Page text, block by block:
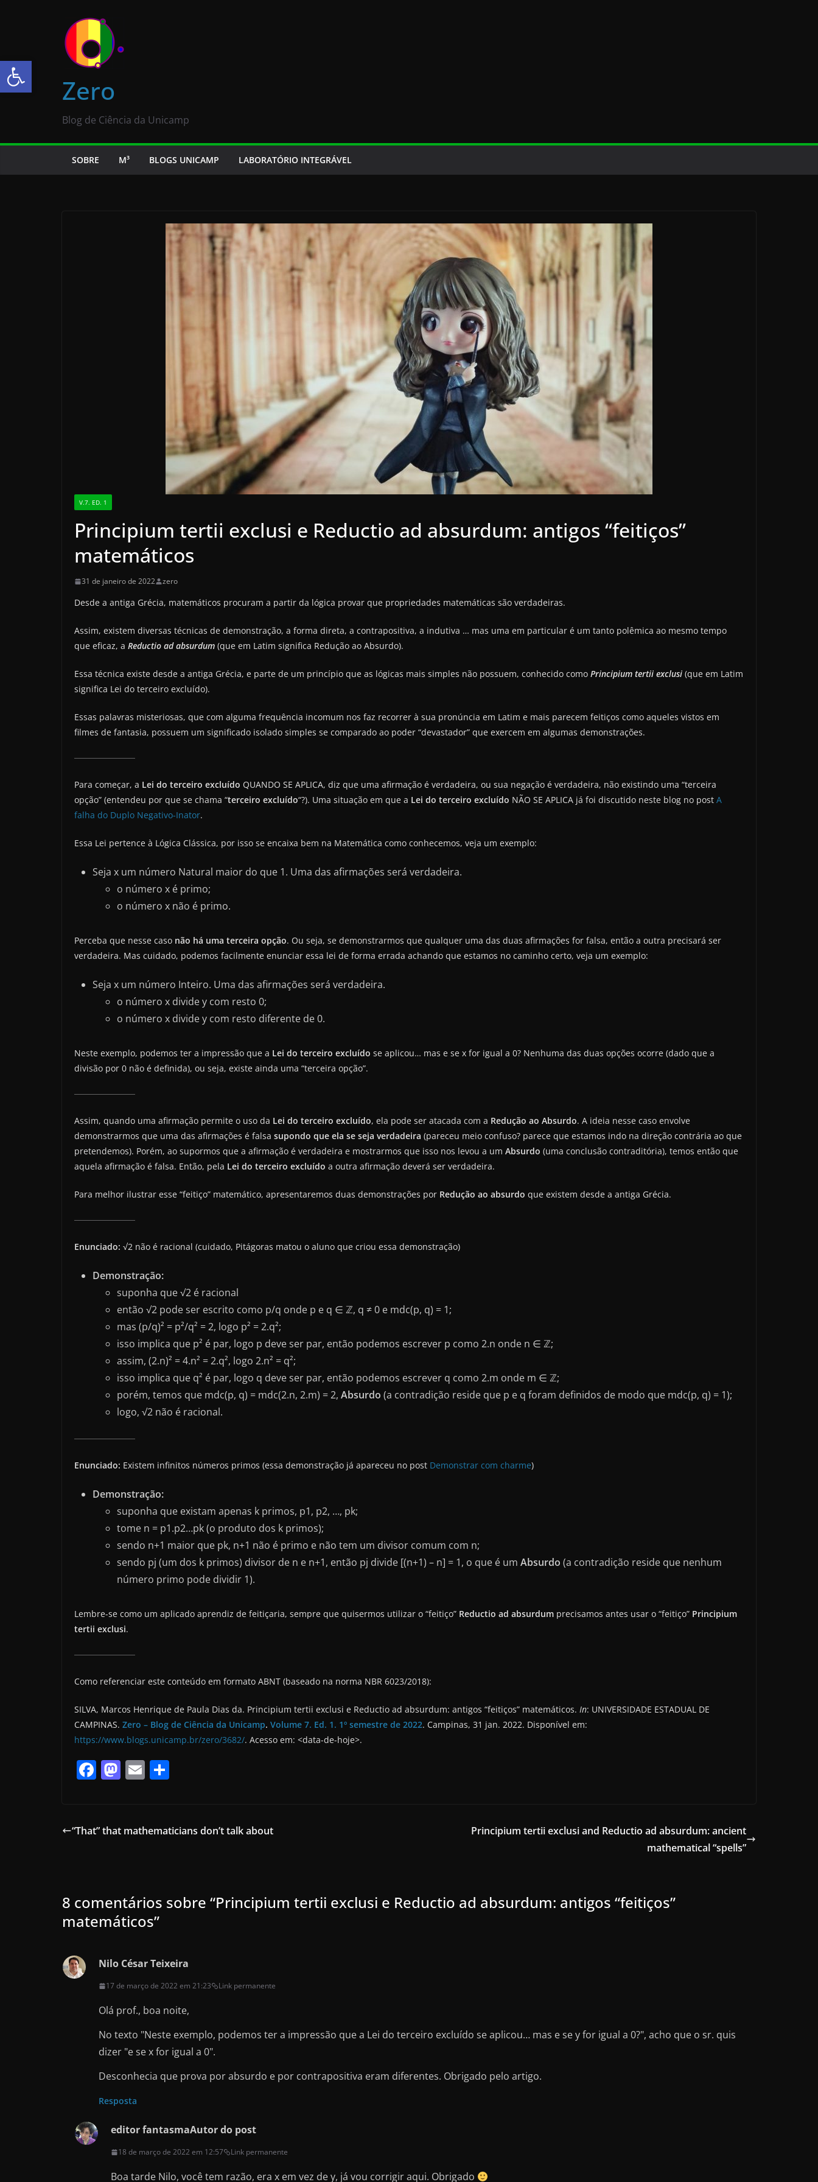
Abrir a barra de ferramentas
Zero
Blog de Ciência da Unicamp
SOBRE M³ BLOGS UNICAMP LABORATÓRIO INTEGRÁVEL
V.7. ED. 1
Principium tertii exclusi e Reductio ad absurdum: antigos “feitiços”
matemáticos
31 de janeiro de 2022 zero
Desde a antiga Grécia, matemáticos procuram a partir da lógica provar que propriedades matemáticas são verdadeiras.
Assim, existem diversas técnicas de demonstração, a forma direta, a contrapositiva, a indutiva … mas uma em particular é um tanto polêmica ao mesmo tempo
que eficaz, a Reductio ad absurdum (que em Latim significa Redução ao Absurdo).
Essa técnica existe desde a antiga Grécia, e parte de um princípio que as lógicas mais simples não possuem, conhecido como Principium tertii exclusi (que em Latim
significa Lei do terceiro excluído).
Essas palavras misteriosas, que com alguma frequência incomum nos faz recorrer à sua pronúncia em Latim e mais parecem feitiços como aqueles vistos em
filmes de fantasia, possuem um significado isolado simples se comparado ao poder “devastador” que exercem em algumas demonstrações.
Para começar, a Lei do terceiro excluído QUANDO SE APLICA, diz que uma afirmação é verdadeira, ou sua negação é verdadeira, não existindo uma “terceira
opção” (entendeu por que se chama “terceiro excluído“?). Uma situação em que a Lei do terceiro excluído NÃO SE APLICA já foi discutido neste blog no post A
falha do Duplo Negativo-Inator.
Essa Lei pertence à Lógica Clássica, por isso se encaixa bem na Matemática como conhecemos, veja um exemplo:
Seja x um número Natural maior do que 1. Uma das afirmações será verdadeira.
o número x é primo;
o número x não é primo.
Perceba que nesse caso não há uma terceira opção. Ou seja, se demonstrarmos que qualquer uma das duas afirmações for falsa, então a outra precisará ser
verdadeira. Mas cuidado, podemos facilmente enunciar essa lei de forma errada achando que estamos no caminho certo, veja um exemplo:
Seja x um número Inteiro. Uma das afirmações será verdadeira.
o número x divide y com resto 0;
o número x divide y com resto diferente de 0.
Neste exemplo, podemos ter a impressão que a Lei do terceiro excluído se aplicou… mas e se x for igual a 0? Nenhuma das duas opções ocorre (dado que a
divisão por 0 não é definida), ou seja, existe ainda uma “terceira opção”.
Assim, quando uma afirmação permite o uso da Lei do terceiro excluído, ela pode ser atacada com a Redução ao Absurdo. A ideia nesse caso envolve
demonstrarmos que uma das afirmações é falsa supondo que ela se seja verdadeira (pareceu meio confuso? parece que estamos indo na direção contrária ao que
pretendemos). Porém, ao supormos que a afirmação é verdadeira e mostrarmos que isso nos levou a um Absurdo (uma conclusão contraditória), temos então que
aquela afirmação é falsa. Então, pela Lei do terceiro excluído a outra afirmação deverá ser verdadeira.
Para melhor ilustrar esse “feitiço” matemático, apresentaremos duas demonstrações por Redução ao absurdo que existem desde a antiga Grécia.
Enunciado: √2 não é racional (cuidado, Pitágoras matou o aluno que criou essa demonstração)
Demonstração:
suponha que √2 é racional
então √2 pode ser escrito como p/q onde p e q ∈ ℤ, q ≠ 0 e mdc(p, q) = 1;
mas (p/q)² = p²/q² = 2, logo p² = 2.q²;
isso implica que p² é par, logo p deve ser par, então podemos escrever p como 2.n onde n ∈ ℤ;
assim, (2.n)² = 4.n² = 2.q², logo 2.n² = q²;
isso implica que q² é par, logo q deve ser par, então podemos escrever q como 2.m onde m ∈ ℤ;
porém, temos que mdc(p, q) = mdc(2.n, 2.m) = 2, Absurdo (a contradição reside que p e q foram definidos de modo que mdc(p, q) = 1);
logo, √2 não é racional.
Enunciado: Existem infinitos números primos (essa demonstração já apareceu no post Demonstrar com charme)
Demonstração:
suponha que existam apenas k primos, p1, p2, …, pk;
tome n = p1.p2…pk (o produto dos k primos);
sendo n+1 maior que pk, n+1 não é primo e não tem um divisor comum com n;
sendo pj (um dos k primos) divisor de n e n+1, então pj divide [(n+1) – n] = 1, o que é um Absurdo (a contradição reside que nenhum
número primo pode dividir 1).
Lembre-se como um aplicado aprendiz de feitiçaria, sempre que quisermos utilizar o “feitiço” Reductio ad absurdum precisamos antes usar o “feitiço” Principium
tertii exclusi.
Como referenciar este conteúdo em formato ABNT (baseado na norma NBR 6023/2018):
SILVA, Marcos Henrique de Paula Dias da. Principium tertii exclusi e Reductio ad absurdum: antigos “feitiços” matemáticos. In: UNIVERSIDADE ESTADUAL DE
CAMPINAS. Zero – Blog de Ciência da Unicamp. Volume 7. Ed. 1. 1º semestre de 2022. Campinas, 31 jan. 2022. Disponível em:
https://www.blogs.unicamp.br/zero/3682/. Acesso em: <data-de-hoje>.
F
e
k
M
o
E
l e
“That” that mathematicians don’t talk about
Principium tertii exclusi and Reductio ad absurdum: ancient
mathematical “spells”
8 comentários sobre “Principium tertii exclusi e Reductio ad absurdum: antigos “feitiços”
matemáticos”
Nilo César Teixeira
17 de março de 2022 em 21:23 Link permanente
Olá prof., boa noite,
No texto "Neste exemplo, podemos ter a impressão que a Lei do terceiro excluído se aplicou… mas e se y for igual a 0?", acho que o sr. quis
dizer "e se x for igual a 0".
Desconhecia que prova por absurdo e por contrapositiva eram diferentes. Obrigado pelo artigo.
Resposta
editor fantasmaAutor do post
18 de março de 2022 em 12:57 Link permanente
Boa tarde Nilo, você tem razão, era x em vez de y, já vou corrigir aqui. Obrigado